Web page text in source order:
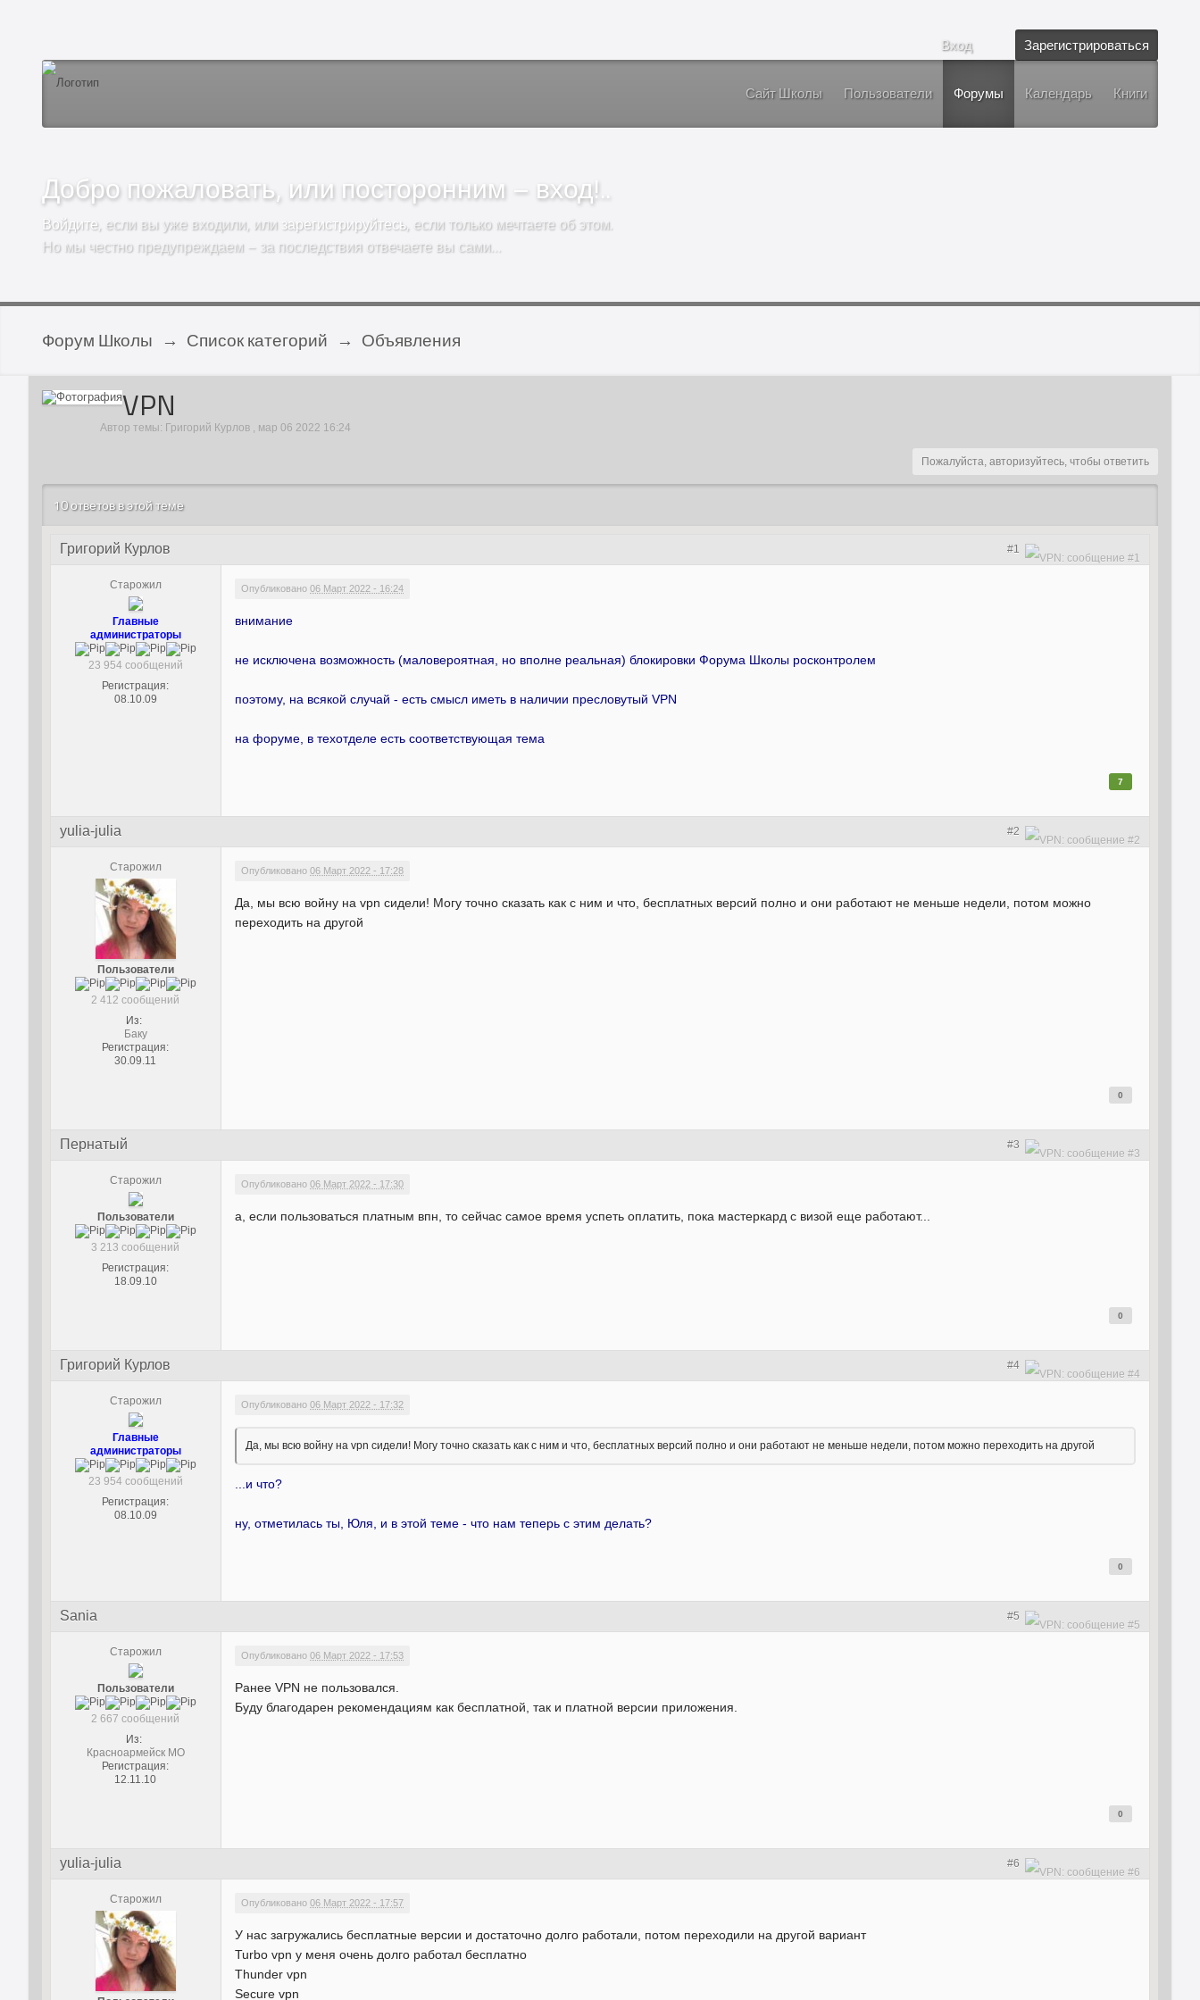
Вход Зарегистрироваться
Сайт Школы Пользователи Форумы Календарь Книги
Добро пожаловать, или посторонним – вход!..
Войдите, если вы уже входили, или зарегистрируйтесь, если только мечтаете об этом.
Но мы честно предупреждаем – за последствия отвечаете вы сами…
Форум Школы → Список категорий → Объявления
VPN
Автор темы: Григорий Курлов , мар 06 2022 16:24
Пожалуйста, авторизуйтесь, чтобы ответить
10 ответов в этой теме
#1
Григорий Курлов
Старожил
Главные
администраторы
23 954 сообщений
Регистрация:
08.10.09
Опубликовано06 Март 2022 - 16:24
внимание
не исключена возможность (маловероятная, но вполне реальная) блокировки Форума Школы росконтролем
поэтому, на всякой случай - есть смысл иметь в наличии пресловутый VPN
на форуме, в техотделе есть соответствующая тема
7
#2
yulia-julia
Старожил
Пользователи
2 412 сообщений
Из:
Баку
Регистрация:
30.09.11
Опубликовано06 Март 2022 - 17:28
Да, мы всю войну на vpn сидели! Могу точно сказать как с ним и что, бесплатных версий полно и они работают не меньше недели, потом можно
переходить на другой
0
#3
Пернатый
Старожил
Пользователи
3 213 сообщений
Регистрация:
18.09.10
Опубликовано06 Март 2022 - 17:30
а, если пользоваться платным впн, то сейчас самое время успеть оплатить, пока мастеркард с визой еще работают...
0
#4
Григорий Курлов
Старожил
Главные
администраторы
23 954 сообщений
Регистрация:
08.10.09
Опубликовано06 Март 2022 - 17:32
Да, мы всю войну на vpn сидели! Могу точно сказать как с ним и что, бесплатных версий полно и они работают не меньше недели, потом можно переходить на другой
...и что?
ну, отметилась ты, Юля, и в этой теме - что нам теперь с этим делать?
0
#5
Sania
Старожил
Пользователи
2 667 сообщений
Из:
Красноармейск МО
Регистрация:
12.11.10
Опубликовано06 Март 2022 - 17:53
Ранее VPN не пользовался.
Буду благодарен рекомендациям как бесплатной, так и платной версии приложения.
0
#6
yulia-julia
Старожил Опубликовано06 Март 2022 - 17:57
У нас загружались бесплатные версии и достаточно долго работали, потом переходили на другой вариант
Turbo vpn у меня очень долго работал бесплатно
Thunder vpn
Secure vpn